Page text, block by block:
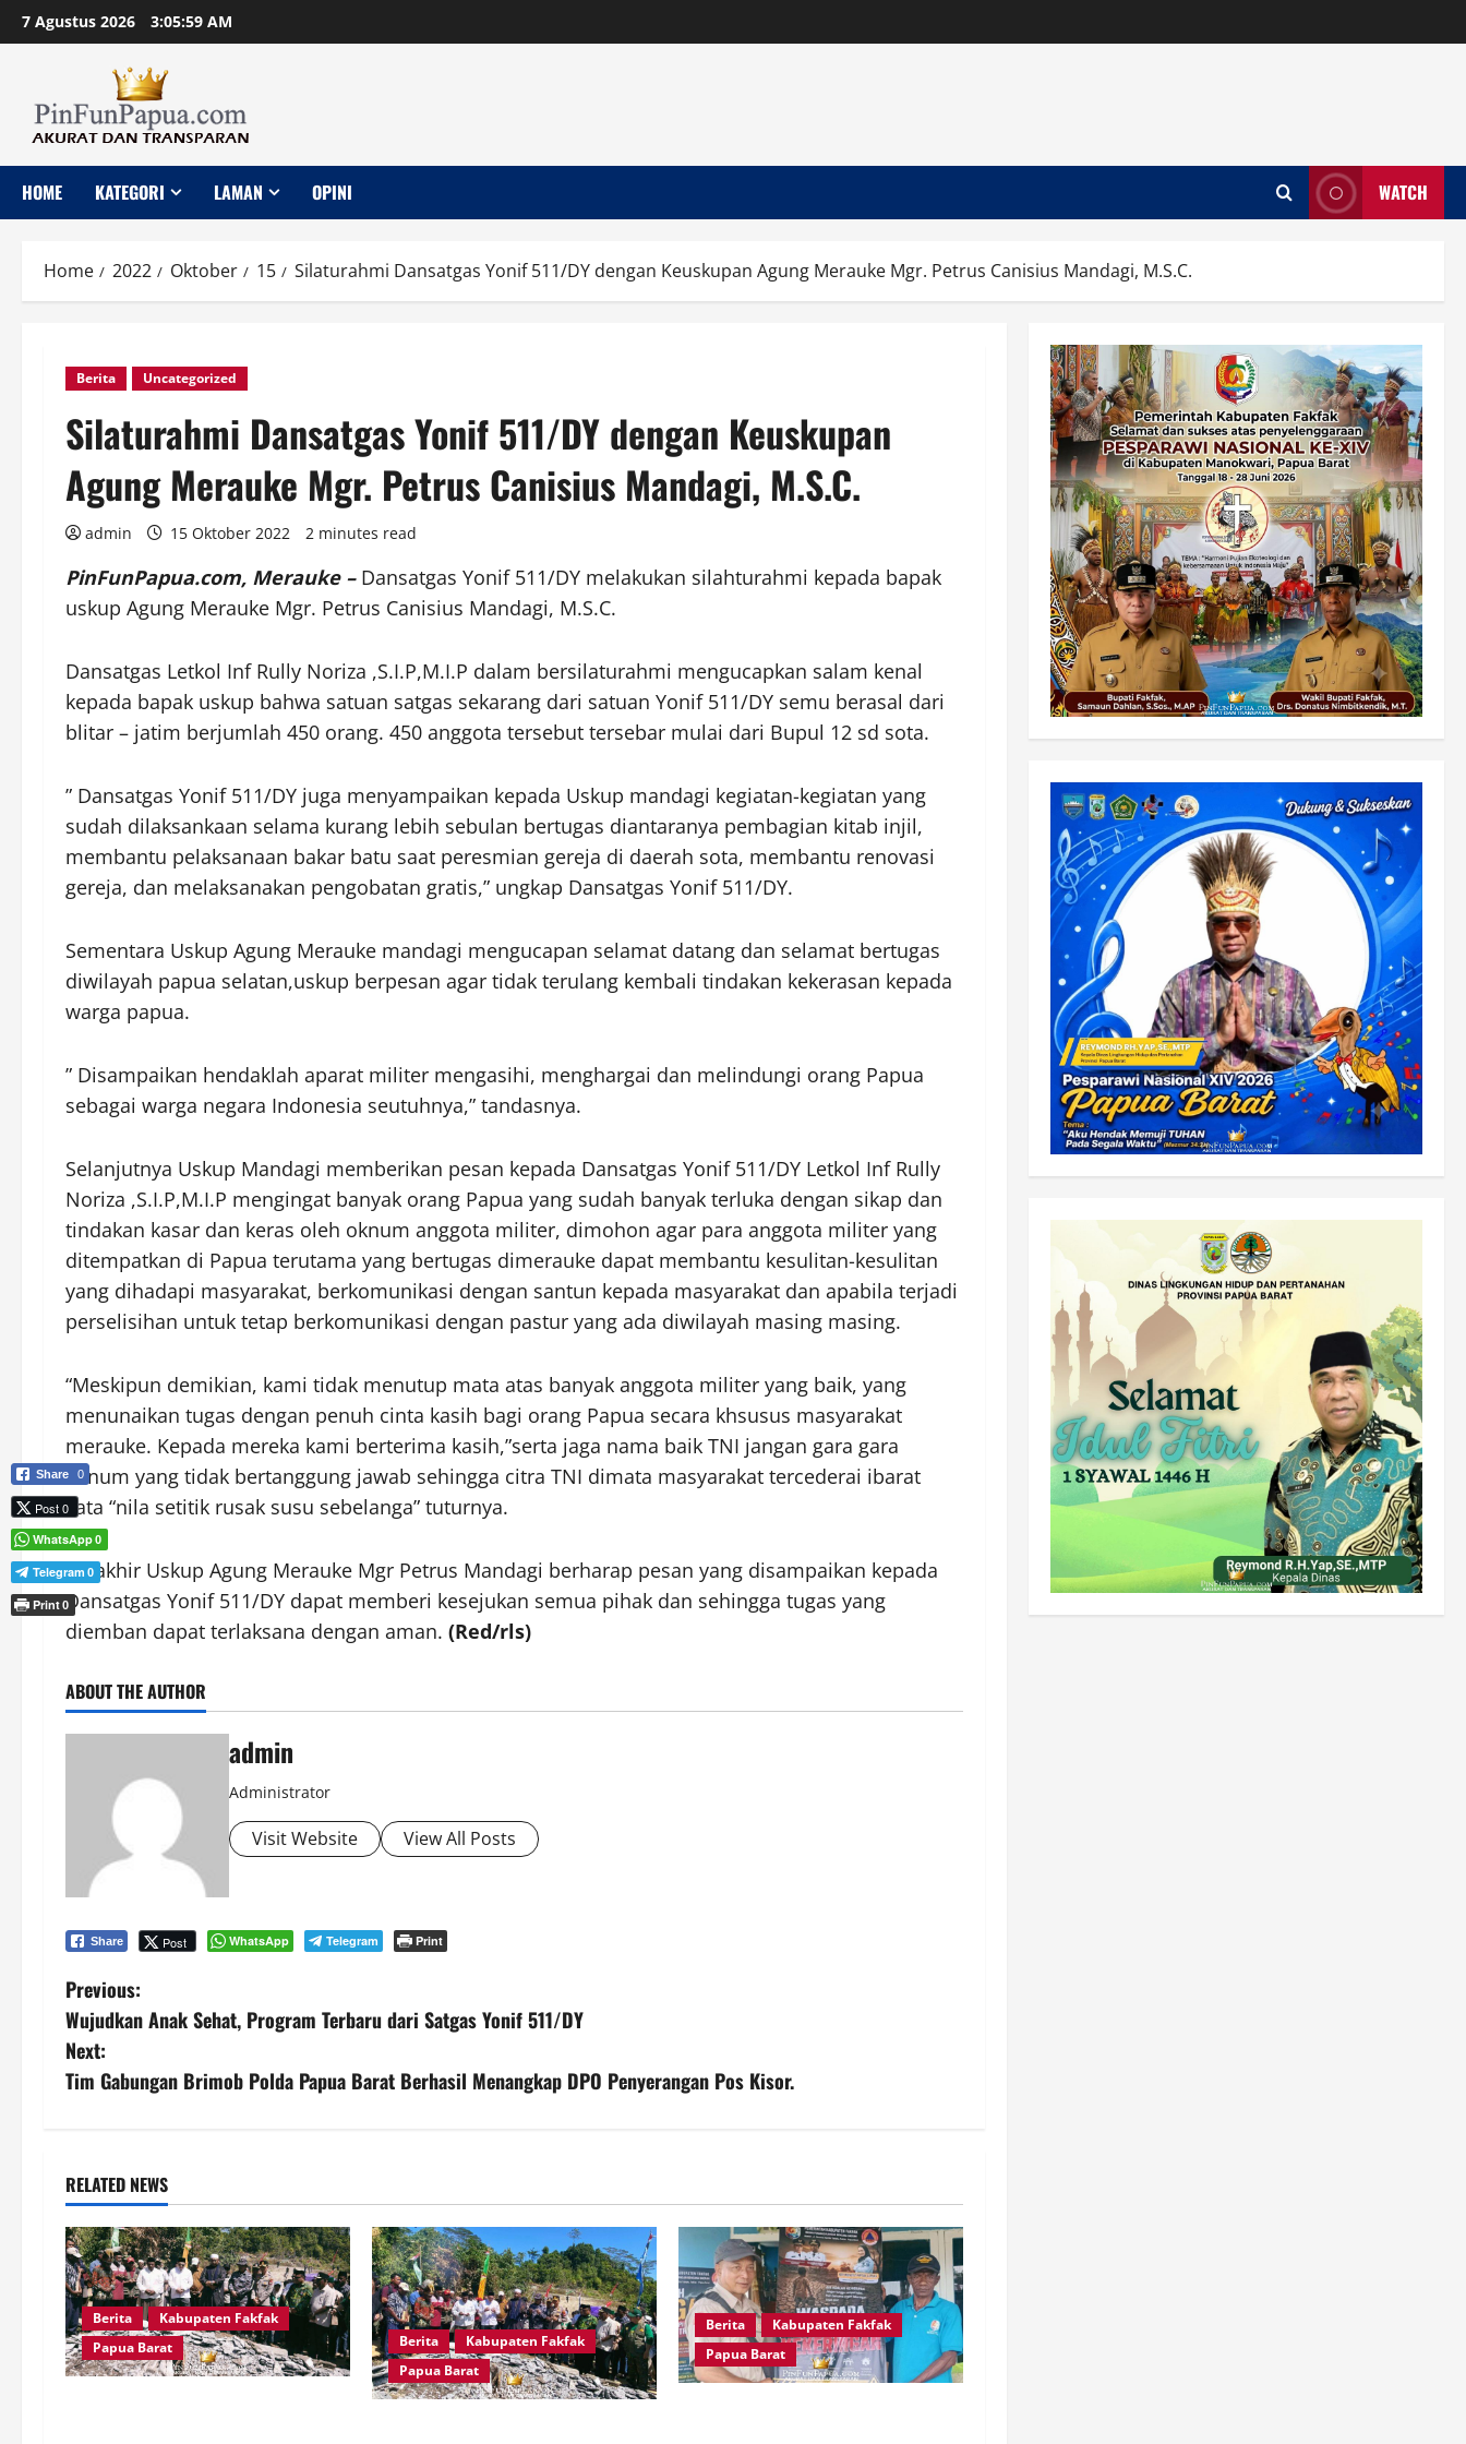
Skip
to
7 Agustus 2026 3:06:00 AM
HOME KATEGORI LAMAN OPINI WATCH
Home 2022 Oktober 15 Silaturahmi Dansatgas Yonif 511/DY dengan Keuskupan Agung Merauke Mgr. Petrus Canisius Mandagi, M.S.C.
Berita Uncategorized
Silaturahmi Dansatgas Yonif 511/DY dengan Keuskupan
Agung Merauke Mgr. Petrus Canisius Mandagi, M.S.C.
admin 15 Oktober 2022 2 minutes read
PinFunPapua.com, Merauke –Dansatgas Yonif 511/DY melakukan silahturahmi kepada bapak
uskup Agung Merauke Mgr. Petrus Canisius Mandagi, M.S.C.
Dansatgas Letkol Inf Rully Noriza ,S.I.P,M.I.P dalam bersilaturahmi mengucapkan salam kenal
kepada bapak uskup bahwa satuan satgas sekarang dari satuan Yonif 511/DY semu berasal dari
blitar – jatim berjumlah 450 orang. 450 anggota tersebut tersebar mulai dari Bupul 12 sd sota.
” Dansatgas Yonif 511/DY juga menyampaikan kepada Uskup mandagi kegiatan-kegiatan yang
sudah dilaksankaan selama kurang lebih sebulan bertugas diantaranya pembagian kitab injil,
membantu pelaksanaan bakar batu saat peresmian gereja di daerah sota, membantu renovasi
gereja, dan melaksanakan pengobatan gratis,” ungkap Dansatgas Yonif 511/DY.
Sementara Uskup Agung Merauke mandagi mengucapan selamat datang dan selamat bertugas
diwilayah papua selatan,uskup berpesan agar tidak terulang kembali tindakan kekerasan kepada
warga papua.
” Disampaikan hendaklah aparat militer mengasihi, menghargai dan melindungi orang Papua
sebagai warga negara Indonesia seutuhnya,” tandasnya.
Selanjutnya Uskup Mandagi memberikan pesan kepada Dansatgas Yonif 511/DY Letkol Inf Rully
Noriza ,S.I.P,M.I.P mengingat banyak orang Papua yang sudah banyak terluka dengan sikap dan
tindakan kasar dan keras oleh oknum anggota militer, dimohon agar para anggota militer yang
ditempatkan di Papua terutama yang bertugas dimerauke dapat membantu kesulitan-kesulitan
yang dihadapi masyarakat, berkomunikasi dengan santun kepada masyarakat dan apabila terjadi
perselisihan untuk tetap berkomunikasi dengan pastur yang ada diwilayah masing masing.
“Meskipun demikian, kami tidak menutup mata atas banyak anggota militer yang baik, yang
menunaikan tugas dengan penuh cinta kasih bagi orang Papua secara khsusus masyarakat
merauke. Kepada mereka kami berterima kasih,”serta jaga nama baik TNI jangan gara gara
oknum yang tidak bertanggung jawab sehingga citra TNI dimata masyarakat tercederai ibarat
kata “nila setitik rusak susu sebelanga” tuturnya.
Terakhir Uskup Agung Merauke Mgr Petrus Mandagi berharap pesan yang disampaikan kepada
Dansatgas Yonif 511/DY dapat memberi kesejukan semua pihak dan sehingga tugas yang
diemban dapat terlaksana dengan aman. (Red/rls)
ABOUT THE AUTHOR
admin
Administrator
Visit Website View All Posts
Share Post WhatsApp Telegram Print
P
o
s
n
a
v
i
g
Previous:
Wujudkan Anak Sehat, Program Terbaru dari Satgas Yonif 511/DY
Next:
Tim Gabungan Brimob Polda Papua Barat Berhasil Menangkap DPO Penyerangan Pos Kisor.
RELATED NEWS
Berita
Kabupaten Fakfak
Papua Barat
Berita
Kabupaten Fakfak
Papua Barat
Berita
Kabupaten Fakfak
Papua Barat
Share 0
Post 0
WhatsApp0
Telegram 0
Print0